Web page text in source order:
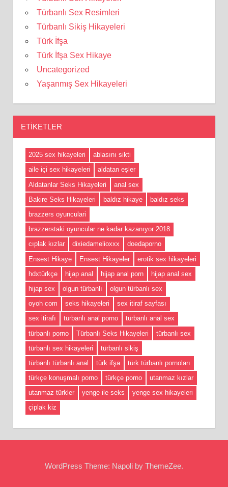
Türbanlı Sex Resimleri
Türbanlı Sikiş Hikayeleri
Türk İfşa
Türk İfşa Sex Hikaye
Uncategorized
Yaşanmış Sex Hikayeleri
ETIKETLER
2025 sex hikayeleri
ablasını sikti
aile içi sex hikayeleri
aldatan eşler
Aldatanlar Seks Hikayeleri
anal sex
Bakire Seks Hikayeleri
baldız hikaye
baldız seks
brazzers oyunculari
brazzerstaki oyuncular ne kadar kazanıyor 2018
cıplak kızlar
dixiedamelioxxx
doedaporno
Ensest Hikaye
Ensest Hikayeler
erotik sex hikayeleri
hdxtürkçe
hijap anal hijap anal porn
hijap anal sex
hijap sex
olgun türbanlı
olgun türbanlı sex
oyoh com
seks hikayeleri
sex itiraf sayfası
sex itirafı
türbanlı anal porno
türbanlı anal sex
türbanlı porno
Türbanlı Seks Hikayeleri
türbanlı sex
türbanlı sex hikayeleri
türbanlı sikiş
türbanlı türbanlı anal
türk ifşa
türk türbanlı pornoları
türkçe konuşmalı porno
türkçe porno
utanmaz kızlar
utanmaz türkler
yenge ile seks
yenge sex hikayeleri
çiplak kiz
WordPress Theme: Napoli by ThemeZee.